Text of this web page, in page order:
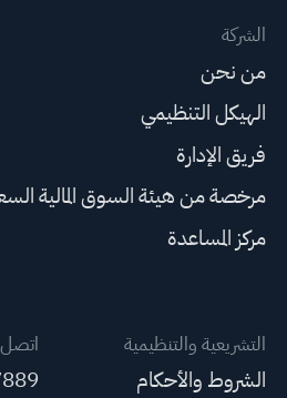
الشركة
من نحن
الهيكل التنظيمي
فريق الإدارة
مرخصة من هيئة السوق المالية
مركز المساعدة
التشريعية والتنظيمية
الشروط والأحكام
اتصل